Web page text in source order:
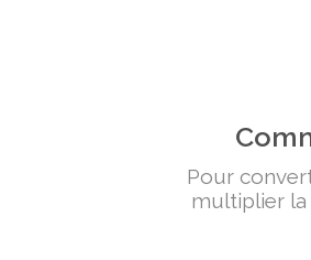
Pour
multiplier la